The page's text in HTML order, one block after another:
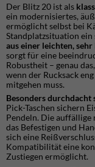
Der Blitz 20 ist als
ein modernisiertes,
ermöglicht selbst bei
Standplatzsituation ein
aus einer leichten,
sorgt für eine
Robustheit – genau
wenn der Rucksack
mitgehen muss.
Besonders durchdacht
Pick-Taschen sichern
Pendeln. Die auffällige
das Befestigen und
sich eine
Kompatibilität eine
Zustiegen ermöglicht.